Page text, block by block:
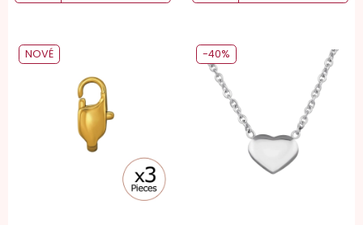
NOVÉ -40%